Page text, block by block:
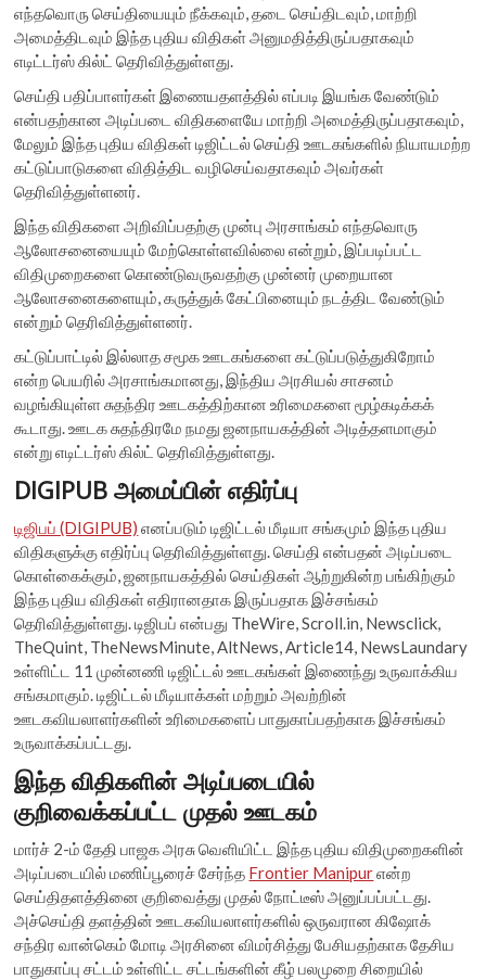
எந்தவொரு செய்தியையும் நீக்கவும், தடை செய்திடவும், மாற்றி
அமைத்திடவும் இந்த புதிய விதிகள் அனுமதித்திருப்பதாகவும்
எடிட்டர்ஸ் கில்ட் தெரிவித்துள்ளது.
செய்தி பதிப்பாளர்கள் இணையதளத்தில் எப்படி இயங்க வேண்டும்
என்பதற்கான அடிப்படை விதிகளையே மாற்றி அமைத்திருப்பதாகவும்,
மேலும் இந்த புதிய விதிகள் டிஜிட்டல் செய்தி ஊடகங்களில் நியாயமற்ற
கட்டுப்பாடுகளை விதித்திட வழிசெய்வதாகவும் அவர்கள்
தெரிவித்துள்ளனர்.
இந்த விதிகளை அறிவிப்பதற்கு முன்பு அரசாங்கம் எந்தவொரு
ஆலோசனையையும் மேற்கொள்ளவில்லை என்றும், இப்படிப்பட்ட
விதிமுறைகளை கொண்டுவருவதற்கு முன்னர் முறையான
ஆலோசனைகளையும், கருத்துக் கேட்பினையும் நடத்திட வேண்டும்
என்றும் தெரிவித்துள்ளனர்.
கட்டுப்பாட்டில் இல்லாத சமூக ஊடகங்களை கட்டுப்படுத்துகிறோம்
என்ற பெயரில் அரசாங்கமானது, இந்திய அரசியல் சாசனம்
வழங்கியுள்ள சுதந்திர ஊடகத்திற்கான உரிமைகளை மூழ்கடிக்கக்
கூடாது. ஊடக சுதந்திரமே நமது ஜனநாயகத்தின் அடித்தளமாகும்
என்று எடிட்டர்ஸ் கில்ட் தெரிவித்துள்ளது.
DIGIPUB அமைப்பின் எதிர்ப்பு
டிஜிபப் (DIGIPUB) எனப்படும் டிஜிட்டல் மீடியா சங்கமும் இந்த புதிய
விதிகளுக்கு எதிர்ப்பு தெரிவித்துள்ளது. செய்தி என்பதன் அடிப்படை
கொள்கைக்கும், ஜனநாயகத்தில் செய்திகள் ஆற்றுகின்ற பங்கிற்கும்
இந்த புதிய விதிகள் எதிரானதாக இருப்பதாக இச்சங்கம்
தெரிவித்துள்ளது. டிஜிபப் என்பது TheWire, Scroll.in, Newsclick,
TheQuint, TheNewsMinute, AltNews, Article14, NewsLaundary
உள்ளிட்ட 11 முன்னணி டிஜிட்டல் ஊடகங்கள் இணைந்து உருவாக்கிய
சங்கமாகும். டிஜிட்டல் மீடியாக்கள் மற்றும் அவற்றின்
ஊடகவியலாளர்களின் உரிமைகளைப் பாதுகாப்பதற்காக இச்சங்கம்
உருவாக்கப்பட்டது.
இந்த விதிகளின் அடிப்படையில்
குறிவைக்கப்பட்ட முதல் ஊடகம்
மார்ச் 2-ம் தேதி பாஜக அரசு வெளியிட்ட இந்த புதிய விதிமுறைகளின்
அடிப்படையில் மணிப்பூரைச் சேர்ந்த Frontier Manipurஎன்ற
செய்திதளத்தினை குறிவைத்து முதல் நோட்டீஸ் அனுப்பப்பட்டது.
அச்செய்தி தளத்தின் ஊடகவியலாளர்களில் ஒருவரான கிஷோக்
சந்திர வான்கெம் மோடி அரசினை விமர்சித்து பேசியதற்காக தேசிய
பாதுகாப்பு சட்டம் உள்ளிட்ட சட்டங்களின் கீழ் பலமுறை சிறையில்